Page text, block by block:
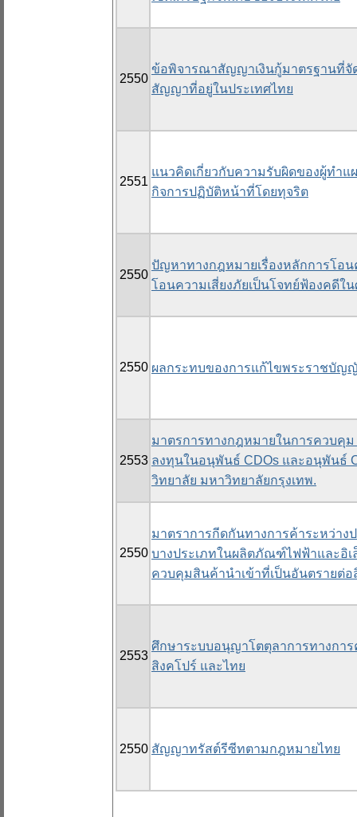
2550
ข้อพิจารณาสัญญาเงินกู้มาตรฐานที่จั
สัญญาที่อยู่ในประเทศไทย
2551
แนวคิดเกี่ยวกับความรับผิดของผู้ทำ
กิจการปฏิบัติหน้าที่โดยทุจริต
2550
ปัญหาทางกฎหมายเรื่องหลักการโอน
โอนความเสี่ยงภัยเป็นโจทย์ฟ้องคดีใ
2550 ผลกระทบของการแก้ไขพระราชบัญ
2553
มาตรการทางกฎหมายในการควบคุ
ลงทุนในอนุพันธ์ CDOs และอนุพันธ์
วิทยาลัย มหาวิทยาลัยกรุงเทพ.
2550
มาตราการกีดกันทางการค้าระหว่าง
บางประเภทในผลิตภัณฑ์ไฟฟ้าและอิ
ควบคุมสินค้านำเข้าที่เป็นอันตรายต่อ
2553
ศึกษาระบบอนุญาโตตุลาการทางการ
สิงคโปร์ และไทย
2550 สัญญาทรัสต์รีซีทตามกฎหมายไทย